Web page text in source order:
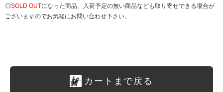
◎SOLD OUTになった商品、入荷予定の無い商品なども取り寄せできる場合が
ございますのでお気軽にお問い合わせ下さい。
カートまで戻る